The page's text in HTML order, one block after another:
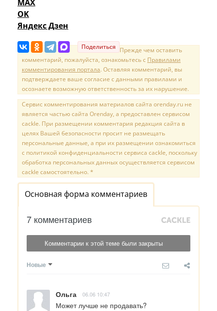
MAX
OK
Яндекс Дзен
Поделиться Прежде чем оставить
комментарий, пожалуйста, ознакомьтесь с Правилами
комментирования портала. Оставляя комментарий, вы
подтверждаете ваше согласие с данными правилами и
осознаете возможную ответственность за их нарушение.
Сервис комментирования материалов сайта orenday.ru не
является частью сайта Orenday, а предоставлен сервисом
cackle. При размещении комментария редакция сайта в
целях Вашей безопасности просит не размещать
персональные данные, а при их размещении ознакомиться
с политикой конфиденциальности сервиса cackle, поскольку
обработка персональных данных осуществляется сервисом
cackle самостоятельно. *
Основная форма комментариев
7 комментариев
Комментарии к этой теме были закрыты
Новые
Ольга 06.06 10:47
Может лучше не продавать?